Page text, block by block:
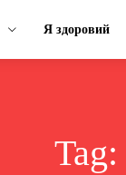
Я здоровий
Tag: